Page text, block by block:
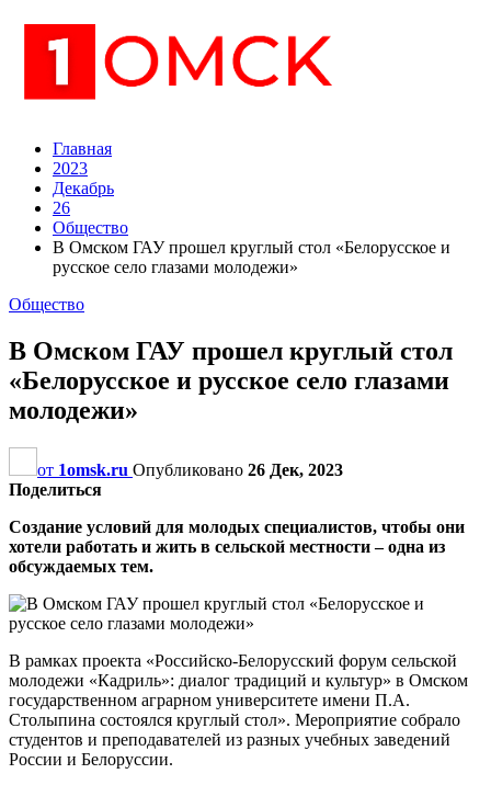
Главная
2023
Декабрь
26
Общество
В Омском ГАУ прошел круглый стол «Белорусское и
русское село глазами молодежи»
Общество
В Омском ГАУ прошел круглый стол
«Белорусское и русское село глазами
молодежи»
от 1omsk.ru Опубликовано 26 Дек, 2023
Поделиться
Создание условий для молодых специалистов, чтобы они
хотели работать и жить в сельской местности – одна из
обсуждаемых тем.
В рамках проекта «Российско-Белорусский форум сельской
молодежи «Кадриль»: диалог традиций и культур» в Омском
государственном аграрном университете имени П.А.
Столыпина состоялся круглый стол». Мероприятие собрало
студентов и преподавателей из разных учебных заведений
России и Белоруссии.